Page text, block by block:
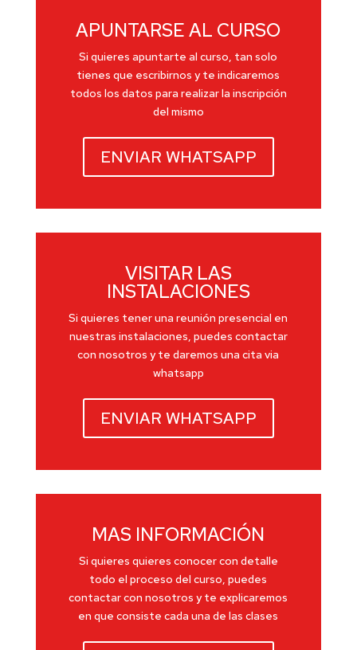
APUNTARSE AL CURSO
Si quieres apuntarte al curso, tan solo
tienes que escribirnos y te indicaremos
todos los datos para realizar la inscripción
del mismo
ENVIAR WHATSAPP
VISITAR LAS
INSTALACIONES
Si quieres tener una reunión presencial en
nuestras instalaciones, puedes contactar
con nosotros y te daremos una cita via
whatsapp
ENVIAR WHATSAPP
MAS INFORMACIÓN
Si quieres quieres conocer con detalle
todo el proceso del curso, puedes
contactar con nosotros y te explicaremos
en que consiste cada una de las clases